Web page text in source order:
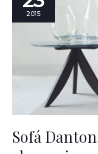
2015
Sofá
elegancia.